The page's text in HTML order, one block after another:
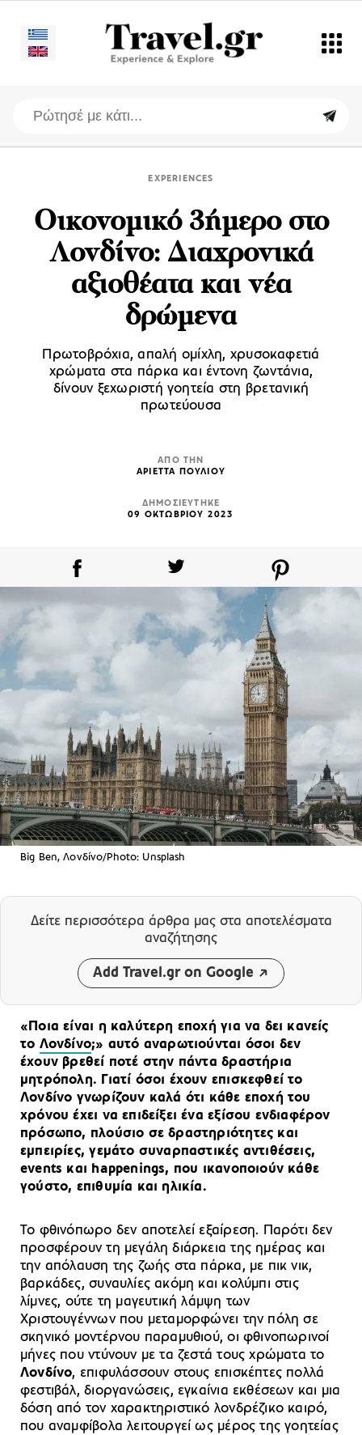
EXPERIENCES
Oικονομικό 3ήμερο στο
Λονδίνο: Διαχρονικά
αξιοθέατα και νέα
δρώμενα
Πρωτοβρόχια, απαλή ομίχλη, χρυσοκαφετιά
χρώματα στα πάρκα και έντονη ζωντάνια,
δίνουν ξεχωριστή γοητεία στη βρετανική
πρωτεύουσα
ΑΠΟ ΤΗΝ
ΑΡΙΕΤΤΑ ΠΟΥΛΙΟΥ
ΔΗΜΟΣΙΕΥΤΗΚΕ
09 ΟΚΤΩΒΡΙΟΥ 2023
Big Ben, Λονδίνο/Photo: Unsplash
Δείτε περισσότερα άρθρα μας στα αποτελέσματα
αναζήτησης
Add Travel.gr on Google
«Ποια είναι η καλύτερη εποχή για να δει κανείς
το Λονδίνο;» αυτό αναρωτιούνται όσοι δεν
έχουν βρεθεί ποτέ στην πάντα δραστήρια
μητρόπολη. Γιατί όσοι έχουν επισκεφθεί το
Λονδίνο γνωρίζουν καλά ότι κάθε εποχή του
χρόνου έχει να επιδείξει ένα εξίσου ενδιαφέρον
πρόσωπο, πλούσιο σε δραστηριότητες και
εμπειρίες, γεμάτο συναρπαστικές αντιθέσεις,
events και happenings, που ικανοποιούν κάθε
γούστο, επιθυμία και ηλικία.
Το φθινόπωρο δεν αποτελεί εξαίρεση. Παρότι δεν
προσφέρουν τη μεγάλη διάρκεια της ημέρας και
την απόλαυση της ζωής στα πάρκα, με πικ νικ,
βαρκάδες, συναυλίες ακόμη και κολύμπι στις
λίμνες, ούτε τη μαγευτική λάμψη των
Χριστουγέννων που μεταμορφώνει την πόλη σε
σκηνικό μοντέρνου παραμυθιού, οι φθινοπωρινοί
μήνες που ντύνουν με τα ζεστά τους χρώματα το
Λονδίνο, επιφυλάσσουν στους επισκέπτες πολλά
φεστιβάλ, διοργανώσεις, εγκαίνια εκθέσεων και μια
δόση από τον χαρακτηριστικό λονδρέζικο καιρό,
που αναμφίβολα λειτουργεί ως μέρος της γοητείας